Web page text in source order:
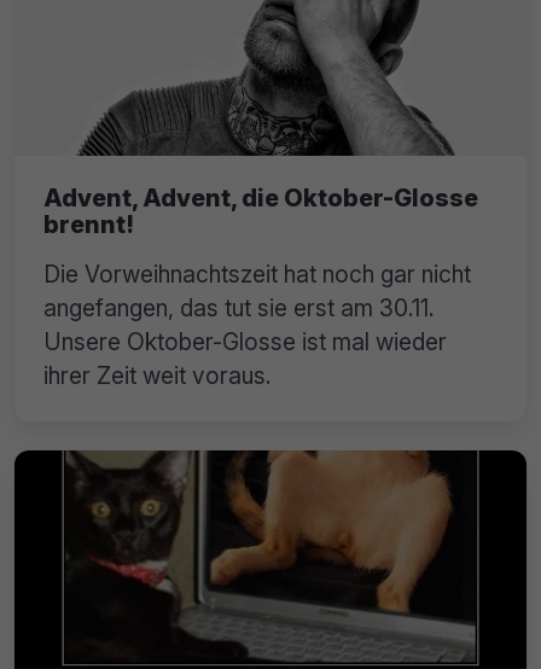
Advent, Advent, die Oktober-Glosse
brennt!
Die Vorweihnachtszeit hat noch gar nicht
angefangen, das tut sie erst am 30.11.
Unsere Oktober-Glosse ist mal wieder
ihrer Zeit weit voraus.